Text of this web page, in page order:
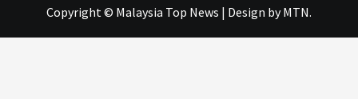
Copyright © Malaysia Top News | Design by MTN.